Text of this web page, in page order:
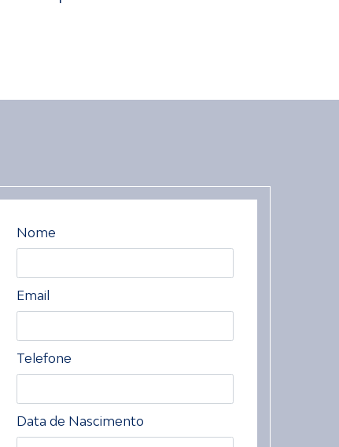
Nome
Email
Telefone
Data de Nascimento